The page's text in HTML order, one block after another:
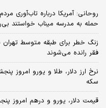
روحانی: آمریکا درباره تاب‌آوری
حمله به مدرسه میناب خواستند
زنگ خطر برای طبقه متوسط
فقر رانده می‌شوند
سکه
قیمت دلار، یورو و درهم امروز پنجشنبه ۱۵ مرداد ۱۴۰۵ |کاهش